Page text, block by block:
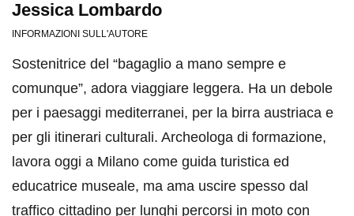
Jessica Lombardo
INFORMAZIONI SULL'AUTORE
Sostenitrice del “bagaglio a mano sempre e
comunque”, adora viaggiare leggera. Ha un debole
per i paesaggi mediterranei, per la birra austriaca e
per gli itinerari culturali. Archeologa di formazione,
lavora oggi a Milano come guida turistica ed
educatrice museale, ma ama uscire spesso dal
traffico cittadino per lunghi percorsi in moto con